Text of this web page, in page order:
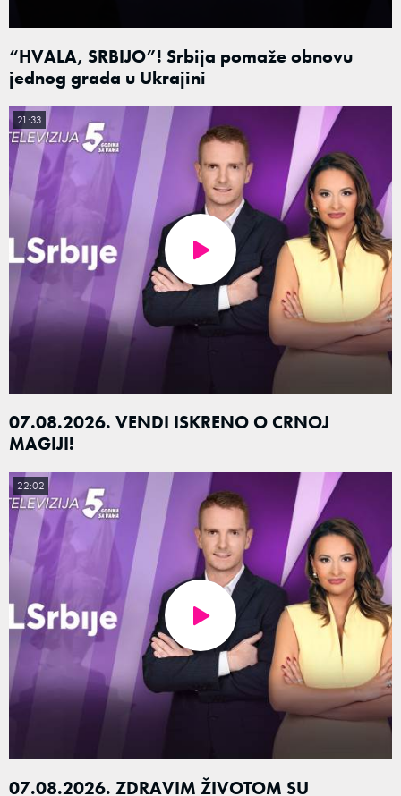
“HVALA, SRBIJO”! Srbija pomaže obnovu
jednog grada u Ukrajini
07.08.2026. VENDI ISKRENO O CRNOJ
MAGIJI!
21:33
07.08.2026. ZDRAVIM ŽIVOTOM SU
22:02